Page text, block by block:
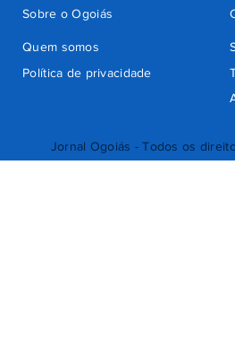
Jornal Ogoiás - Todos os
Quem somos
Política de privacidade
Sobre o Ogoiás